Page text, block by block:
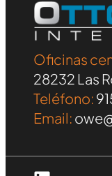
Oficinas
28232 Las
Teléfono:
Email: